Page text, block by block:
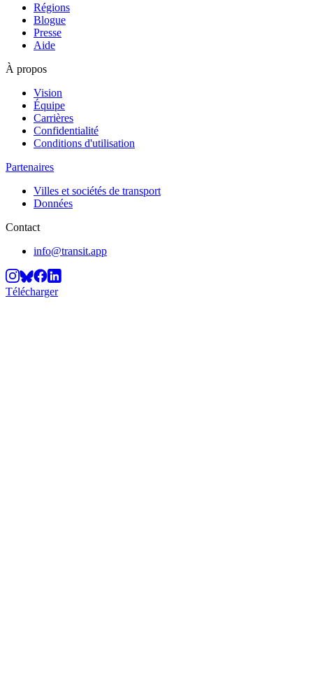
Régions
Blogue
Presse
Aide
À propos
Vision
Équipe
Carrières
Confidentialité
Conditions d'utilisation
Partenaires
Villes et sociétés de transport
Données
Contact
info@transit.app
Télécharger